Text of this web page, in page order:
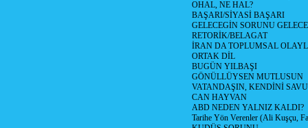
OHAL, NE HAL?
BAŞARI/SİYASİ BAŞARI
GELECEGİN SORUNU
RETORİK/BELAGAT
İRAN DA TOPLUMSAL
ORTAK DİL
BUGÜN YILBAŞI
GÖNÜLLÜYSEN MUTLUSUN
VATANDAŞIN, KENDİNİ
CAN HAYVAN
ABD NEDEN YALNIZ KALDI?
Tarihe Yön Verenler (Ali Kuşçu,